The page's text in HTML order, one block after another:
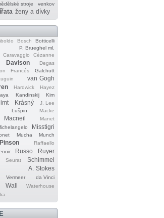
stroje
venkov
ženy a dívky
Bosch
Botticelli
P. Brueghel ml.
Caravaggio
Cézanne
Davison
Degas
Francés
Galchutt
van Gogh
Hardwick
Hayez
Kandinskij Kim
Krásný
J. Lee
Lušpin Macke
Macneil Manet
Misstigri
Mucha Munch
Pinson
Raffaello
Russo Ruyer
Seurat
Schimmel
A. Stokes
Vermeer
da Vinci
Wall Waterhouse